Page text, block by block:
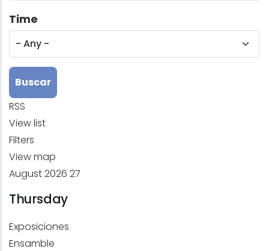
Time
RSS
View list
Filters
View map
August 2026 27
Thursday
Exposiciones
Ensamble